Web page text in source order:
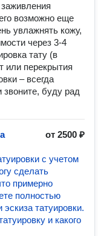
возможно еще
увлажнять кожу,
через 3-4
тату (в
или перекрытия
– всегда
буду рад
от 2500 ₽
с учетом
сделать
примерно
полностью
татуировки.
и какого